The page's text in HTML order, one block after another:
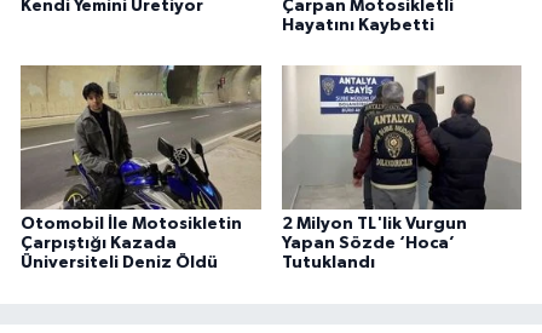
Kendi Yemini Üretiyor
Çarpan Motosikletli
Hayatını Kaybetti
Otomobil İle Motosikletin
Çarpıştığı Kazada
Üniversiteli Deniz Öldü
2 Milyon TL'lik Vurgun
Yapan Sözde ‘Hoca’
Tutuklandı